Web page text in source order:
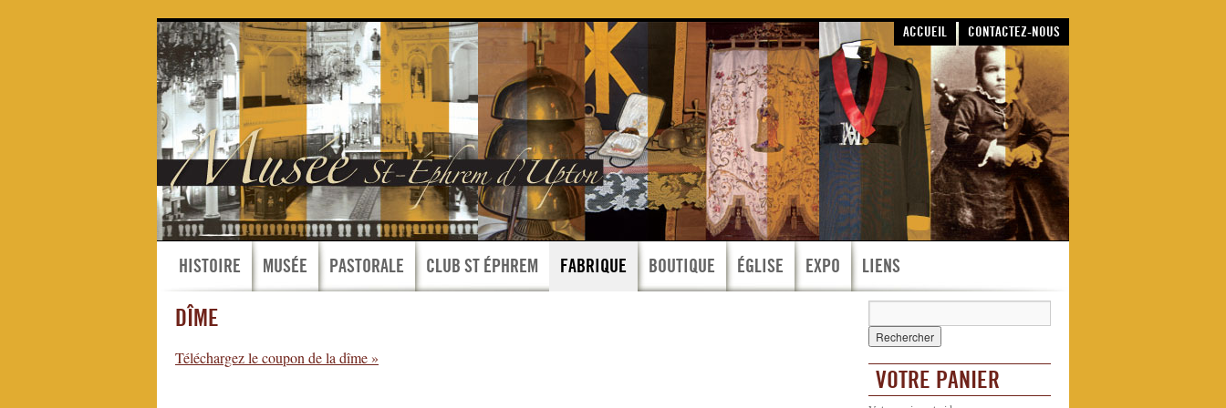
ACCUEIL CONTACTEZ-NOUS
HISTOIRE MUSÉE PASTORALE CLUB ST ÉPHREM FABRIQUE BOUTIQUE ÉGLISE EXPO LIENS
DÎME
Téléchargez le coupon de la dîme »
VOTRE PANIER